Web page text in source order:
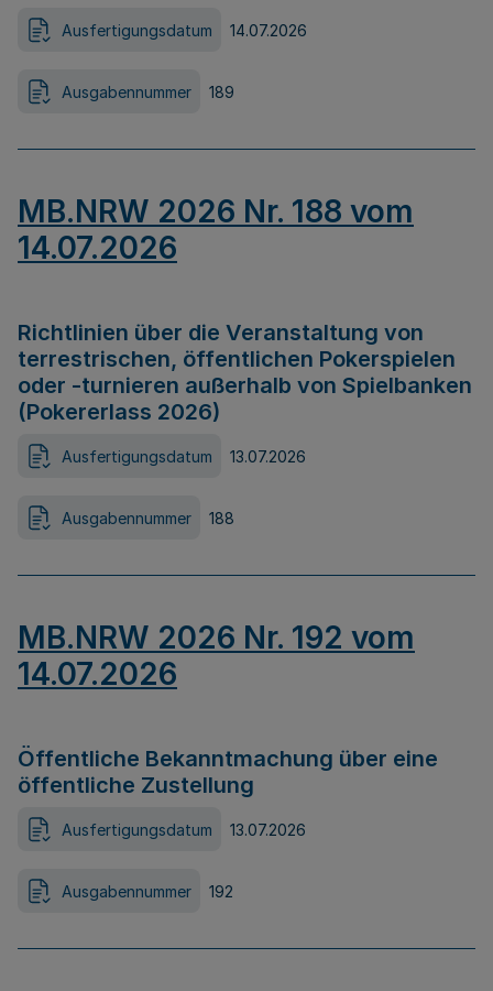
Ausfertigungsdatum 14.07.2026
Ausgabennummer 189
MB.NRW 2026 Nr. 188 vom
14.07.2026
Richtlinien über die Veranstaltung von
terrestrischen, öffentlichen Pokerspielen
oder -turnieren außerhalb von Spielbanken
(Pokererlass 2026)
Ausfertigungsdatum 13.07.2026
Ausgabennummer 188
MB.NRW 2026 Nr. 192 vom
14.07.2026
Öffentliche Bekanntmachung über eine
öffentliche Zustellung
Ausfertigungsdatum 13.07.2026
Ausgabennummer 192